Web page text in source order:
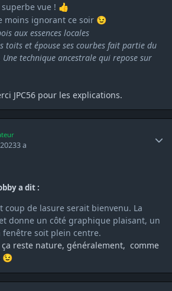
vue ! 👍
moins ignorant ce soir 😉
aux essences locales
toits et épouse ses courbes fait partie du
technique ancestrale qui repose sur
JPC56 pour les explications.
3 a
a dit :
coup de lasure serait bienvenu. La
donne un côté graphique plaisant, un
soit plein centre.
ça reste nature, généralement, comme
😉